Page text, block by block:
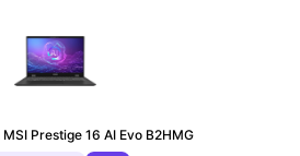
Prestige 16 AI Evo B2HMG